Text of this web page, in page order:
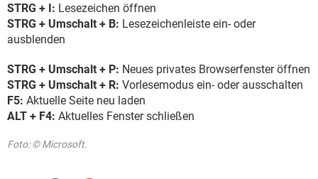
STRG + I: Lesezeichen öffnen
STRG + Umschalt + B: Lesezeichenleiste ein- oder
ausblenden
STRG + Umschalt + P: Neues privates Browserfenster öffnen
STRG + Umschalt + R: Vorlesemodus ein- oder ausschalten
F5: Aktuelle Seite neu laden
ALT + F4: Aktuelles Fenster schließen
Foto: © Microsoft.